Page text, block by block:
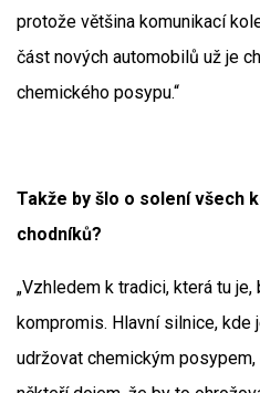
protože většina komunikací
část nových automobilů už je
chemického posypu.“
Takže by šlo o solení všech
chodníků?
„Vzhledem k tradici, která tu
kompromis. Hlavní silnice,
udržovat chemickým